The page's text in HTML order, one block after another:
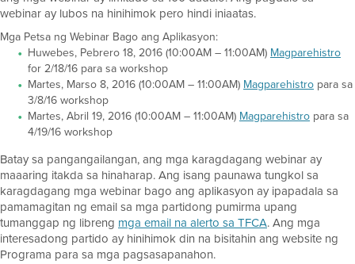
webinar ay lubos na hinihimok pero hindi iniaatas.
Mga Petsa ng Webinar Bago ang Aplikasyon:
Huwebes, Pebrero 18, 2016 (10:00AM – 11:00AM) Magparehistro
for 2/18/16 para sa workshop
Martes, Marso 8, 2016 (10:00AM – 11:00AM) Magparehistro para sa
3/8/16 workshop
Martes, Abril 19, 2016 (10:00AM – 11:00AM) Magparehistro para sa
4/19/16 workshop
Batay sa pangangailangan, ang mga karagdagang webinar ay
maaaring itakda sa hinaharap. Ang isang paunawa tungkol sa
karagdagang mga webinar bago ang aplikasyon ay ipapadala sa
pamamagitan ng email sa mga partidong pumirma upang
tumanggap ng libreng mga email na alerto sa TFCA. Ang mga
interesadong partido ay hinihimok din na bisitahin ang website ng
Programa para sa mga pagsasapanahon.